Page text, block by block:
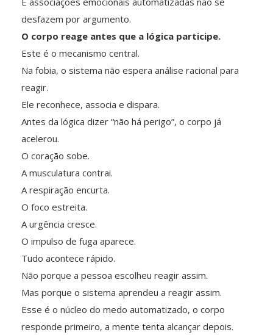
desfazem por argumento.
O corpo reage antes que a lógica participe.
Este é o mecanismo central.
Na fobia, o sistema não espera análise racional para
reagir.
Ele reconhece, associa e dispara.
Antes da lógica dizer “não há perigo”, o corpo já
acelerou.
O coração sobe.
A musculatura contrai.
A respiração encurta.
O foco estreita.
A urgência cresce.
O impulso de fuga aparece.
Tudo acontece rápido.
Não porque a pessoa escolheu reagir assim.
Mas porque o sistema aprendeu a reagir assim.
Esse é o núcleo do medo automatizado, o corpo
responde primeiro, a mente tenta alcançar depois.